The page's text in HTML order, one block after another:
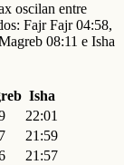
oscilan entre
Fajr Fajr 04:58,
08:11 e Isha
Isha
22:01
21:59
21:57